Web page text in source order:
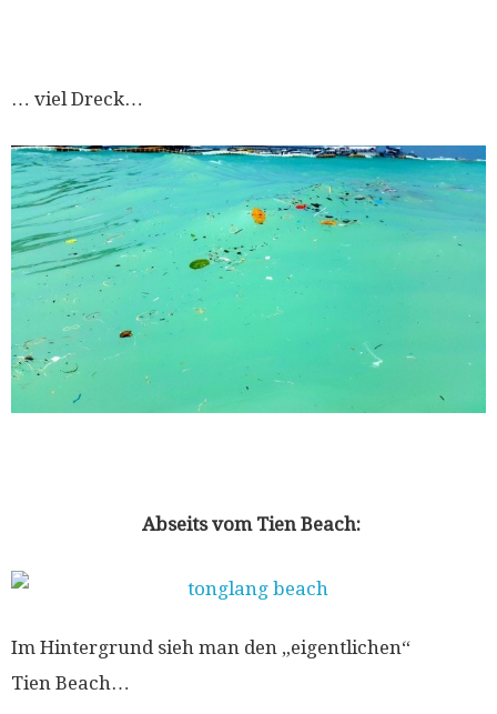
… viel Dreck…
Abseits vom Tien Beach:
Im Hintergrund sieh man den „eigentlichen“
Tien Beach…